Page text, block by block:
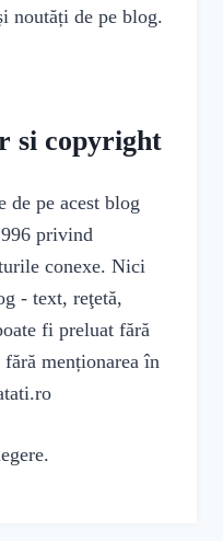
noutăți de pe blog.
si copyright
de pe acest blog
privind
conexe. Nici
- text, reţetă,
fi preluat fără
menționarea în